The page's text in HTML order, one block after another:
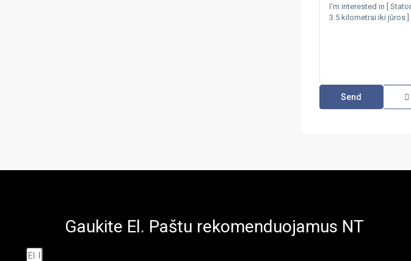
Gaukite El. Paštu rekomenduojamus NT